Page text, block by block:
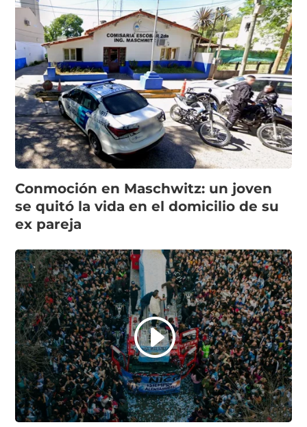
Conmoción en Maschwitz: un joven
se quitó la vida en el domicilio de su
ex pareja